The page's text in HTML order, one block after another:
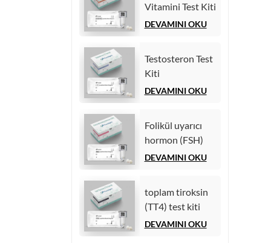
Vitamini Test Kiti
(Homojen
DEVAMINI OKU
Testosteron Test
Kiti
(Kemilüminesans
DEVAMINI OKU
Folikül uyarıcı
hormon (FSH)
test kiti
DEVAMINI OKU
toplam tiroksin
(TT4) test kiti
DEVAMINI OKU